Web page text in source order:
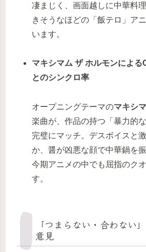
凄まじく、画面越しに中華料
きそうなほどの「飯テロ」ア
います。
マキシマム ザ ホルモンによる
とのシンクロ率
オープニングテーマのマキシ
楽曲が、作品の持つ「暴力的
完璧にマッチ。デスボイスと
か、醤が凶悪な顔で中華鍋を
今期アニメの中でも屈指のク
す。
「つまらない・合わない
意見